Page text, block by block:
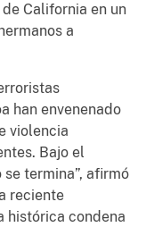
California en un
a
han envenenado
violencia
Bajo el
termina”, afirmó
reciente
histórica condena